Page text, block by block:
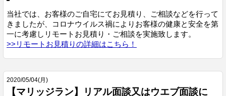
当社では、お客様のご自宅にてお見積り、ご相談などを行って
きましたが、コロナウイルス禍によりお客様の健康と安全を第
一に考慮しリモートお見積り・ご相談を実施致します。
>>リモートお見積りの詳細はこちら！
2020/05/04(月)
【マリッジラン】リアル面談又はウエブ面談に